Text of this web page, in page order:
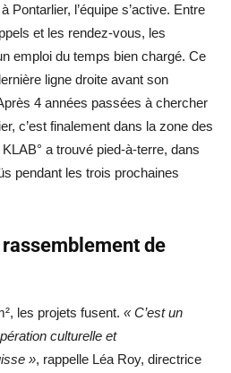
Pontarlier, l’équipe s’active. Entre
et les rendez-vous, les
emploi du temps bien chargé. Ce
ligne droite avant son
4 années passées à chercher
c’est finalement dans la zone des
a trouvé pied-à-terre, dans
pendant les trois prochaines
de
les projets fusent. « C’est un
culturelle et
», rappelle Léa Roy, directrice